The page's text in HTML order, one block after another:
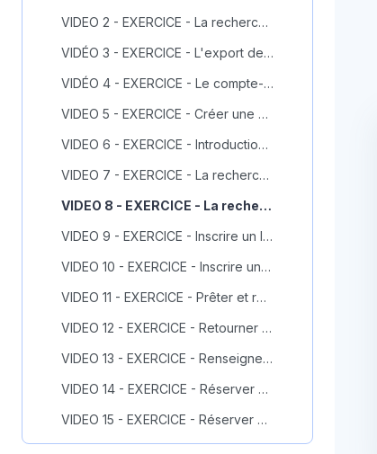
VIDEO 2 - EXERCICE - La recherche avancée et les facettes de tri dans Archipel : QCM de 3 questions
VIDÉO 3 - EXERCICE - L'export des résultats de recherche depuis Archipel : QCM de 3 questions
VIDÉO 4 - EXERCICE - Le compte-lecteur dans Archipel : QCM de 3 questions
VIDEO 5 - EXERCICE - Créer une demande de réservation dans Archipel : QCM de 3 questions
VIDEO 6 - EXERCICE - Introduction à la structure des données dans Alma : QCM de 4 questions
VIDEO 7 - EXERCICE - La recherche simple dans Alma : QCM de 5 questions
VIDEO 8 - EXERCICE - La recherche avancée dans Alma : QCM de 3 questions
VIDEO 9 - EXERCICE - Inscrire un lecteur autorisé dans Alma : QCM de 3 questions
VIDEO 10 - EXERCICE - Inscrire un lecteur institutionnel dans Alma : QCM de 3 questions
VIDEO 11 - EXERCICE - Prêter et renouveler des documents dans Alma : QCM de 3 questions
VIDEO 12 - EXERCICE - Retourner des documents dans Alma : QCM de 3 questions
VIDEO 13 - EXERCICE - Renseigner le lecteur sur sa situation dans Alma : QCM de 3 questions
VIDEO 14 - EXERCICE - Réserver une monographie dans Alma : répondre aux 2 questions
VIDEO 15 - EXERCICE - Réserver un périodique dans Alma : QCM de 2 questions